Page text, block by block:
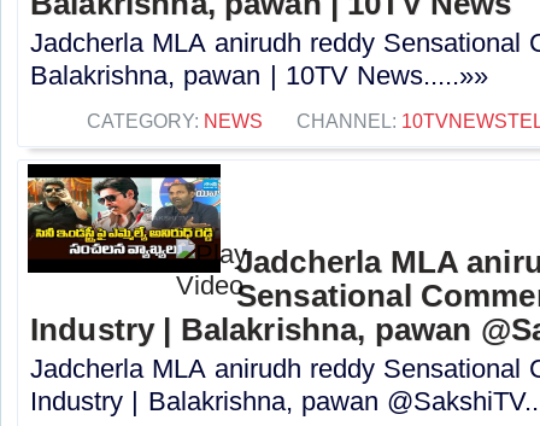
Jadcherla MLA anirudh reddy Sensational
Balakrishna, pawan | 10TV News.....»»
CATEGORY: NEWS CHANNEL:
Jadcherla MLA
Sensational
Industry | Balakrishna, pawan
Jadcherla MLA anirudh reddy Sensational
Industry | Balakrishna, pawan